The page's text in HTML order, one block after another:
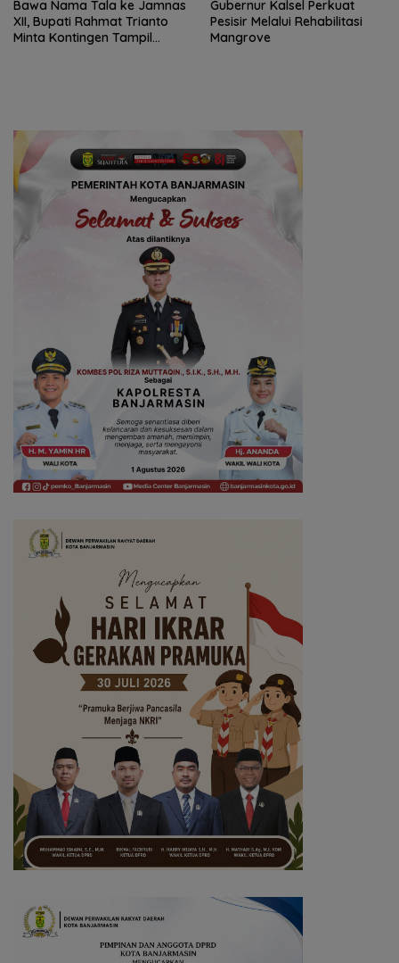
Bawa Nama Tala ke Jamnas
XII, Bupati Rahmat Trianto
Minta Kontingen Tampil
Gubernur Kalsel Perkuat
Pesisir Melalui Rehabilitasi
Mangrove